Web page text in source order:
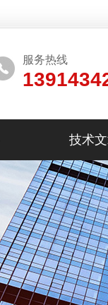
服务热线
技术